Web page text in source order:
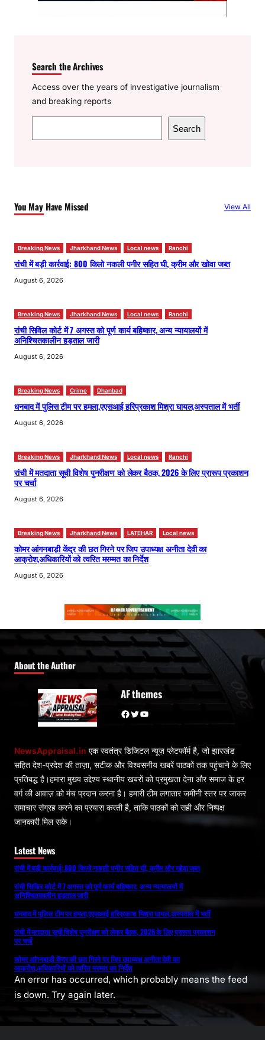
Search the Archives
Access over the years of investigative journalism
and breaking reports
e
h
Search
You May Have Missed View All
Breaking News Jharkhand News Local news Ranchi
रांची में बड़ी कार्रवाई: 800 किलो नकली पनीर सहित घी, क्रीम और खोवा जब्त
August 6, 2026
Breaking News Jharkhand News Local news Ranchi
रांची सिविल कोर्ट में 7 अगस्त को पूर्ण कार्य बहिष्कार, अन्य न्यायालयों में
अनिश्चितकालीन हड़ताल जारी
August 6, 2026
Breaking News Crime Dhanbad
धनबाद में पुलिस टीम पर हमला,एएसआई हरिप्रकाश मिश्रा घायल,अस्पताल में भर्ती
August 6, 2026
Breaking News Jharkhand News Local news Ranchi
रांची में मतदाता सूची विशेष पुनरीक्षण को लेकर बैठक, 2026 के लिए प्रारूप प्रकाशन
पर चर्चा
August 6, 2026
Breaking News Jharkhand News LATEHAR Local news
कोमर आंगनबाड़ी केंद्र की छत गिरने पर जिप उपाध्यक्ष अनीता देवी का
आक्रोश,अधिकारियों को त्वरित मरम्मत का निर्देश
August 6, 2026
About the Author
AF themes
Facebook Twitter YouTube
NewsAppraisal.in एक स्वतंत्र डिजिटल न्यूज़ प्लेटफॉर्म है, जो झारखंड
सहित देश-प्रदेश की ताज़ा, सटीक और विश्वसनीय खबरें पाठकों तक पहुंचाने के लिए
प्रतिबद्ध है।हमारा मुख्य उद्देश्य स्थानीय खबरों को प्रमुखता देना और समाज के हर
वर्ग की आवाज़ को मंच प्रदान करना है। हमारी टीम लगातार जमीनी स्तर पर जाकर
समाचार संग्रह करने का प्रयास करती है, ताकि पाठकों को सही और निष्पक्ष
जानकारी मिल सके।
Latest News
रांची में बड़ी कार्रवाई: 800 किलो नकली पनीर सहित घी, क्रीम और खोवा जब्त
रांची सिविल कोर्ट में 7 अगस्त को पूर्ण कार्य बहिष्कार, अन्य न्यायालयों में
अनिश्चितकालीन हड़ताल जारी
धनबाद में पुलिस टीम पर हमला,एएसआई हरिप्रकाश मिश्रा घायल,अस्पताल में भर्ती
रांची में मतदाता सूची विशेष पुनरीक्षण को लेकर बैठक, 2026 के लिए प्रारूप प्रकाशन
पर चर्चा
कोमर आंगनबाड़ी केंद्र की छत गिरने पर जिप उपाध्यक्ष अनीता देवी का
आक्रोश,अधिकारियों को त्वरित मरम्मत का निर्देश
An error has occurred, which probably means the feed
is down. Try again later.